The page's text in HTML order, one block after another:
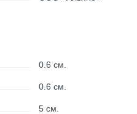
0.6см.
0.6см.
5см.